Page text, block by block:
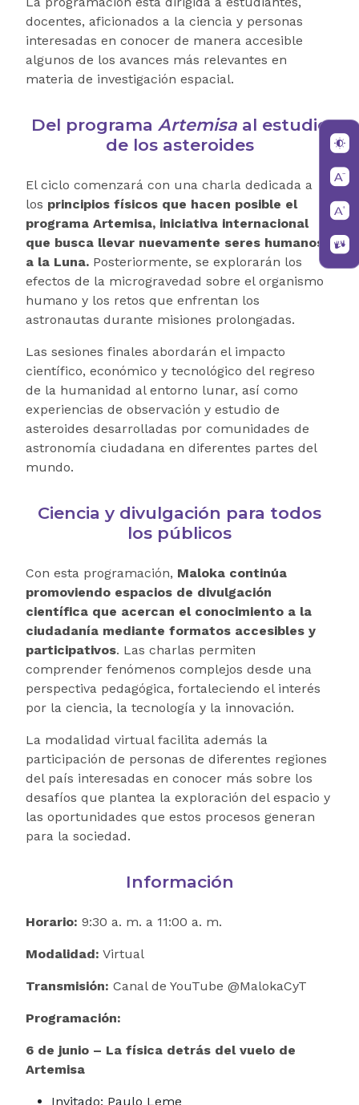
docentes, aficionados a la ciencia y personas
interesadas en conocer de manera accesible
algunos de los avances más relevantes en
materia de investigación espacial.
Del programa Artemisa al estudio
de los asteroides
El ciclo comenzará con una charla dedicada a
los principios físicos que hacen posible el
programa Artemisa, iniciativa internacional
que busca llevar nuevamente seres humanos
a la Luna. Posteriormente, se explorarán los
efectos de la microgravedad sobre el organismo
humano y los retos que enfrentan los
astronautas durante misiones prolongadas.
Las sesiones finales abordarán el impacto
científico, económico y tecnológico del regreso
de la humanidad al entorno lunar, así como
experiencias de observación y estudio de
asteroides desarrolladas por comunidades de
astronomía ciudadana en diferentes partes del
mundo.
Ciencia y divulgación para todos
los públicos
Con esta programación, Maloka continúa
promoviendo espacios de divulgación
científica que acercan el conocimiento a la
ciudadanía mediante formatos accesibles y
participativos. Las charlas permiten
comprender fenómenos complejos desde una
perspectiva pedagógica, fortaleciendo el interés
por la ciencia, la tecnología y la innovación.
La modalidad virtual facilita además la
participación de personas de diferentes regiones
del país interesadas en conocer más sobre los
desafíos que plantea la exploración del espacio y
las oportunidades que estos procesos generan
para la sociedad.
Información
Horario: 9:30 a. m. a 11:00 a. m.
Modalidad: Virtual
Transmisión: Canal de YouTube @MalokaCyT
Programación:
6 de junio – La física detrás del vuelo de
Artemisa
Invitado: Paulo Leme